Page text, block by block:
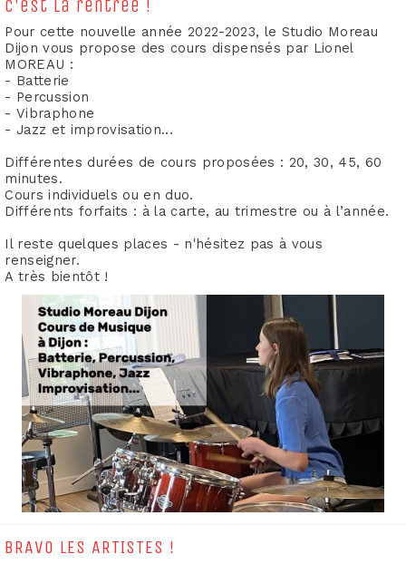
C'est la rentrée !
Pour cette nouvelle année 2022-2023, le Studio Moreau
Dijon vous propose des cours dispensés par Lionel
MOREAU :
- Batterie
- Percussion
- Vibraphone
- Jazz et improvisation...
Différentes durées de cours proposées : 20, 30, 45, 60
minutes.
Cours individuels ou en duo.
Différents forfaits : à la carte, au trimestre ou à l’année.
Il reste quelques places - n'hésitez pas à vous
renseigner.
A très bientôt !
BRAVO LES ARTISTES !